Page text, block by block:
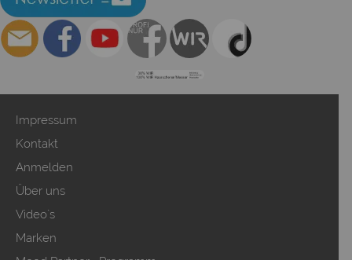
Impressum
Kontakt
Anmelden
Über uns
Video`s
Marken